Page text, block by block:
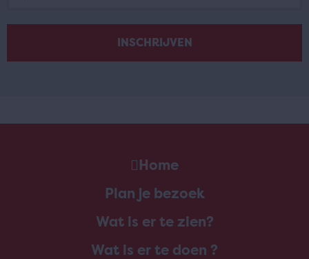
Home
Plan je bezoek
Wat is er te zien?
Wat is er te doen ?